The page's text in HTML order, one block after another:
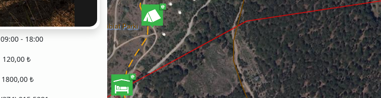
09:00 - 18:00
120,00 ₺
1800,00 ₺
Bolu Karagöl Tabiat Parkı